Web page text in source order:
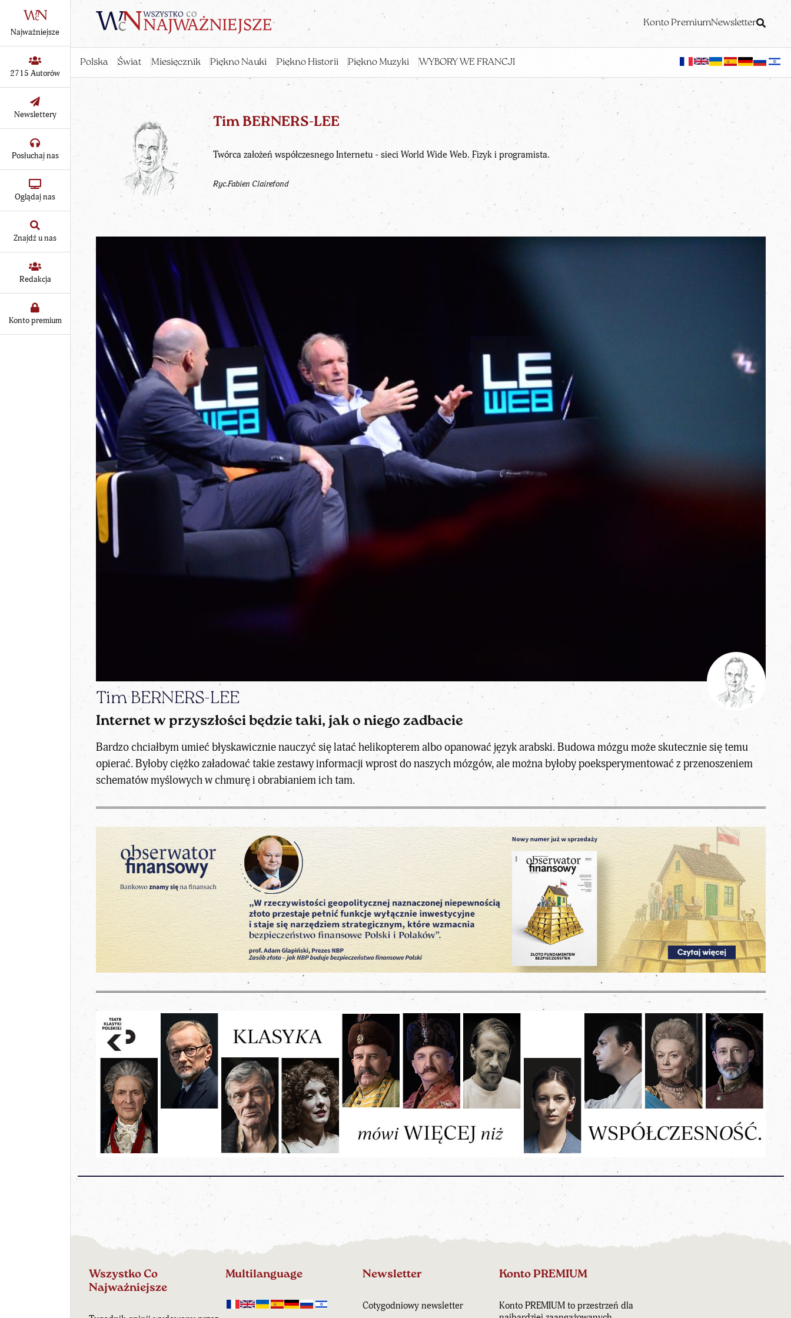
Konto PremiumNewsletter
Polska Świat Miesięcznik Piękno Nauki Piękno Historii Piękno Muzyki WYBORY WE FRANCJI
Najważniejsze
2715 Autorów
Newslettery
Posłuchaj nas
Oglądaj nas
Znajdź u nas
Redakcja
Konto premium
Tim BERNERS-LEE
Twórca założeń współczesnego Internetu - sieci World Wide Web. Fizyk i programista.
Ryc.Fabien Clairefond
Tim BERNERS-LEE
Internet w przyszłości będzie taki, jak o niego zadbacie
Bardzo chciałbym umieć błyskawicznie nauczyć się latać helikopterem albo opanować język arabski. Budowa mózgu może skutecznie się temu
opierać. Byłoby ciężko załadować takie zestawy informacji wprost do naszych mózgów, ale można byłoby poeksperymentować z przenoszeniem
schematów myślowych w chmurę i obrabianiem ich tam.
Wszystko Co
Najważniejsze
Multilanguage Newsletter
Cotygodniowy newsletter
Konto PREMIUM
Konto PREMIUM to przestrzeń dla